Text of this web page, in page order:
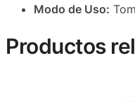
Modo de Uso:
Productos